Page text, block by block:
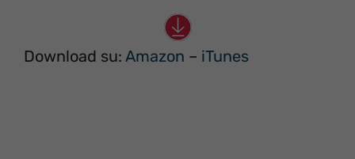
Download su: Amazon – iTunes